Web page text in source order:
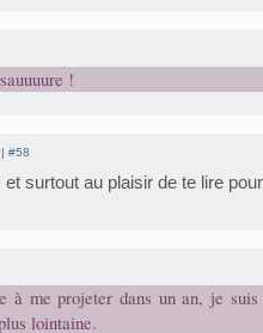
!
#58
et surtout au plaisir de te lire
me projeter dans un an, je suis
lointaine.